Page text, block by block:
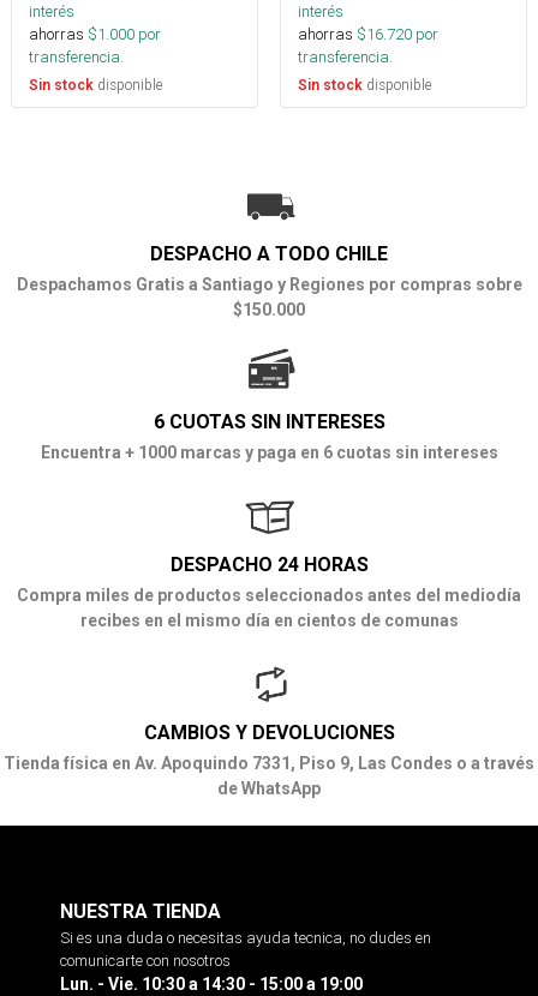
interés
ahorras $1.000 por
transferencia.
Sin stock disponible
interés
ahorras $16.720 por
transferencia.
Sin stock disponible
DESPACHO A TODO CHILE
Despachamos Gratis a Santiago y Regiones por compras sobre
$150.000
6 CUOTAS SIN INTERESES
Encuentra + 1000 marcas y paga en 6 cuotas sin intereses
DESPACHO 24 HORAS
Compra miles de productos seleccionados antes del mediodía
recibes en el mismo día en cientos de comunas
CAMBIOS Y DEVOLUCIONES
Tienda física en Av. Apoquindo 7331, Piso 9, Las Condes o a través
de WhatsApp
NUESTRA TIENDA
Si es una duda o necesitas ayuda tecnica, no dudes en
comunicarte con nosotros
Lun. - Vie. 10:30 a 14:30 - 15:00 a 19:00